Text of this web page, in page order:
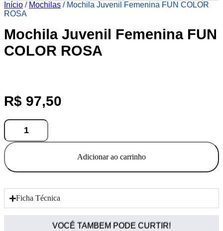
Início / Mochilas / Mochila Juvenil Femenina FUN COLOR
ROSA
Mochila Juvenil Femenina FUN
COLOR ROSA
R$ 97,50
Mochila
Juvenil
Femenina
FUN
COLOR
ROSA
Adicionar ao carrinho
Ficha Técnica
VOCÊ TAMBEM PODE CURTIR!